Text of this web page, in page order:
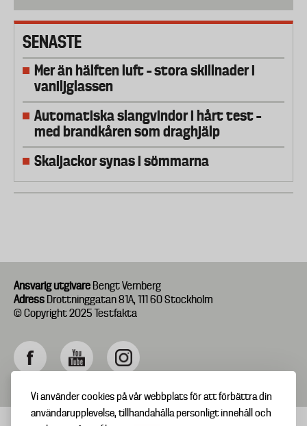
Vi använder cookies på vår webbplats för att förbättra din
användarupplevelse, tillhandahålla personligt innehåll och
SENASTE
Mer än hälften luft – stora skillnader i
vaniljglassen
Automatiska slangvindor i hårt test –
med brandkåren som draghjälp
Skaljackor synas i sömmarna
Ansvarig utgivare Bengt Vernberg
Adress Drottninggatan 81A, 111 60 Stockholm
© Copyright 2025 Testfakta